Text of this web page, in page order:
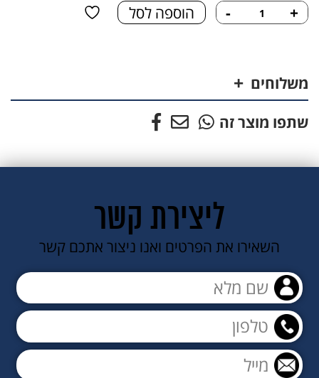
+
כמות
של
פלוס
כרום
3
מ"מ
ס"מ
- הוספה לסל
משלוחים
שתפו מוצר זה
ליצירת קשר
השאירו את הפרטים ואנו ניצור אתכם קשר